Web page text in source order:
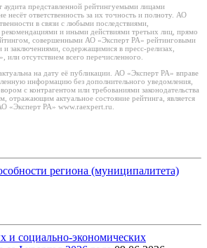
представленной рейтингуемыми лицами
несёт ответственность за их точность и полноту. АО
в связи с любыми последствиями,
и иными действиями третьих лиц, прямо
совершенными АО «Эксперт РА» рейтинговыми
и заключениями, содержащимися в пресс-релизах,
отсутствием всего перечисленного.
на дату её публикации. АО «Эксперт РА» вправе
информацию без дополнительного уведомления,
с контрагентом или требованиями законодательства
отражающим актуальное состояние рейтинга, является
«Эксперт РА» www.raexpert.ru.
региона (муниципалитета)
и социально-экономических